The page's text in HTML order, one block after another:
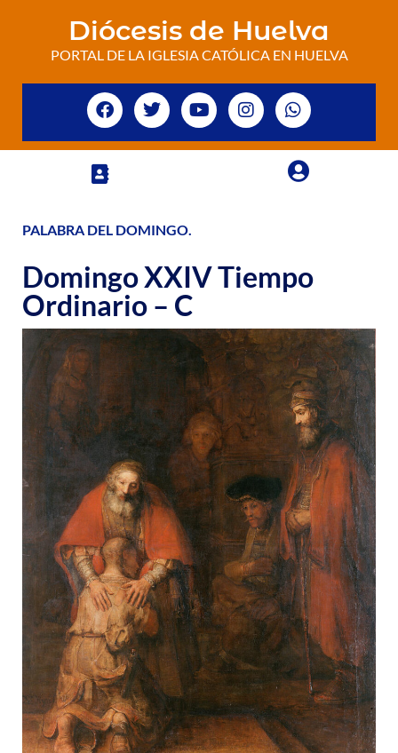
Diócesis de Huelva
PORTAL DE LA IGLESIA CATÓLICA EN HUELVA
PALABRA DEL DOMINGO.
Domingo XXIV Tiempo
Ordinario – C